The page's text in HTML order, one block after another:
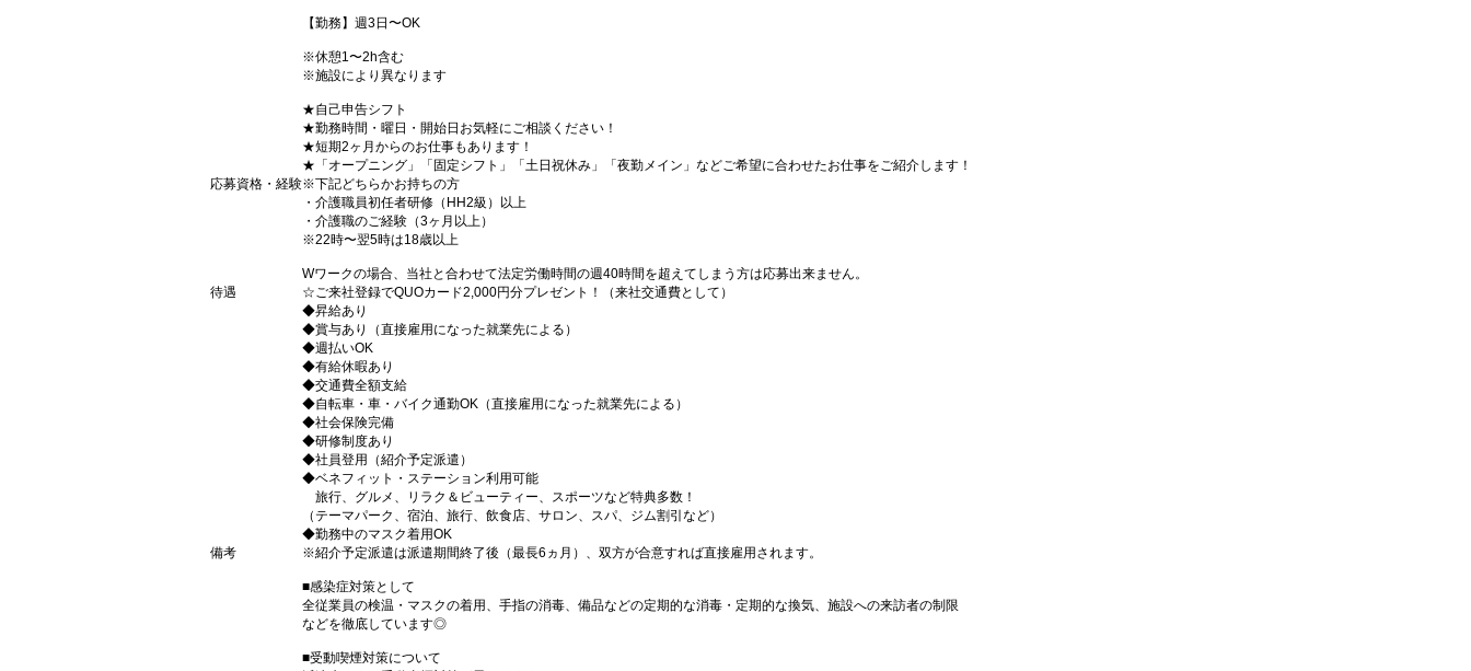
【勤務】週3日〜OK
※休憩1〜2h含む
※施設により異なります
★自己申告シフト
★勤務時間・曜日・開始日お気軽にご相談ください！
★短期2ヶ月からのお仕事もあります！
★「オープニング」「固定シフト」「土日祝休み」「夜勤メイン」などご希望に合わせたお仕事をご紹介します！
応募資格・経験※下記どちらかお持ちの方
・介護職員初任者研修（HH2級）以上
・介護職のご経験（3ヶ月以上）
※22時〜翌5時は18歳以上
Wワークの場合、当社と合わせて法定労働時間の週40時間を超えてしまう方は応募出来ません。
待遇
☆ご来社登録でQUOカード2,000円分プレゼント！（来社交通費として）
◆昇給あり
◆賞与あり（直接雇用になった就業先による）
◆週払いOK
◆有給休暇あり
◆交通費全額支給
◆自転車・車・バイク通勤OK（直接雇用になった就業先による）
◆社会保険完備
◆研修制度あり
◆社員登用（紹介予定派遣）
◆ベネフィット・ステーション利用可能
旅行、グルメ、リラク＆ビューティー、スポーツなど特典多数！
（テーマパーク、宿泊、旅行、飲食店、サロン、スパ、ジム割引など）
◆勤務中のマスク着用OK
備考
※紹介予定派遣は派遣期間終了後（最長6ヵ月）、双方が合意すれば直接雇用されます。
■感染症対策として
全従業員の検温・マスクの着用、手指の消毒、備品などの定期的な消毒・定期的な換気、施設への来訪者の制限
などを徹底しています◎
■受動喫煙対策について